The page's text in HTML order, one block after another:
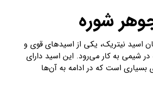
شوره
اسید نیتریک، یکی از اسیدهای قوی و
شیمی به کار می‌رود. این اسید دارای
بسیاری است که در ادامه به آن‌ها